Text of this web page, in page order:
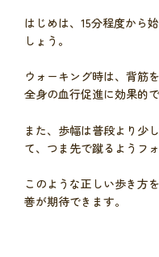
はじめは、15分程度から
しょう。
ウォーキング時は、背筋
全身の血行促進に効果的で
また、歩幅は普段より少
て、つま先で蹴るようフ
このような正しい歩き方
善が期待できます。